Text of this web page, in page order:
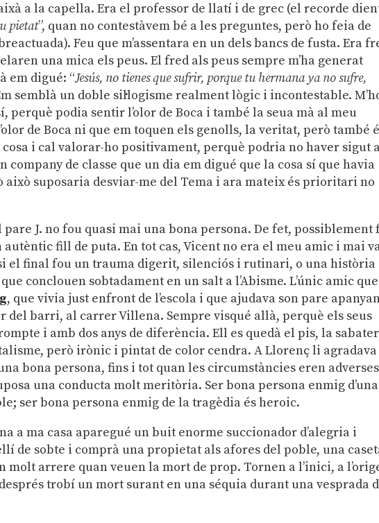
a la capella. Era el professor de llatí i de grec (el recorde
pietat”, quan no contestàvem bé a les preguntes, però ho feia de
Feu que m’assentara en un dels bancs de fusta. Era
una mica els peus. El fred als peus sempre m’ha generat
em digué: “Jesús, no tienes que sufrir, porque tu hermana ya no sufre,
semblà un doble sil·logisme realment lògic i incontestable.
perquè podia sentir l’olor de Boca i també la seua mà al meu
de Boca ni que em toquen els genolls, la veritat, però també
cosa i cal valorar-ho positivament, perquè podria no haver sigut
company de classe que un dia em digué que la cosa sí que havia
això suposaria desviar-me del Tema i ara mateix és prioritari no
pare J. no fou quasi mai una bona persona. De fet, possiblement
fill de puta. En tot cas, Vicent no era el meu amic i mai
el final fou un trauma digerit, silenciós i rutinari, o una història
conclouen sobtadament en un salt a l’Abisme. L’únic amic que
, que vivia just enfront de l’escola i que ajudava son pare
del barri, al carrer Villena. Sempre visqué allà, perquè els seus
i amb dos anys de diferència. Ell es quedà el pis, la
però irònic i pintat de color cendra. A Llorenç li
bona persona, fins i tot quan les circumstàncies eren
una conducta molt meritòria. Ser bona persona enmig d’una
ser bona persona enmig de la tragèdia és heroic.
a ma casa aparegué un buit enorme succionador d’alegria i
de sobte i comprà una propietat als afores del poble, una
molt arrere quan veuen la mort de prop. Tornen a l’inici, a
trobí un mort surant en una séquia durant una vesprada